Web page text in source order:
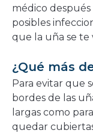
médico
posibles
que la uña se te
¿Qué más
Para evitar que
bordes de las
largas como
quedar